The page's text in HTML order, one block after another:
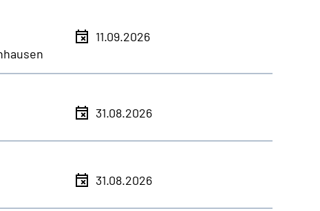
11.09.2026
31.08.2026
31.08.2026